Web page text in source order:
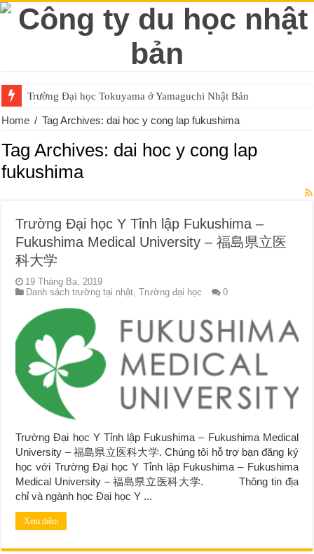
Trường Đại học Tokuyama ở Yamaguchi Nhật Bản
Home / Tag Archives: dai hoc y cong lap fukushima
Tag Archives: dai hoc y cong lap
fukushima
Trường Đại học Y Tỉnh lập Fukushima –
Fukushima Medical University – 福島県立医
科大学
19 Tháng Ba, 2019
Danh sách trường tại nhật,Trường đại học 0
Trường Đại học Y Tỉnh lập Fukushima – Fukushima Medical
University – 福島県立医科大学. Chúng tôi hỗ trợ bạn đăng ký
học với Trường Đại học Y Tỉnh lập Fukushima – Fukushima
Medical University – 福島県立医科大学. Thông tin địa
chỉ và ngành học Đại học Y ...
Xem thêm